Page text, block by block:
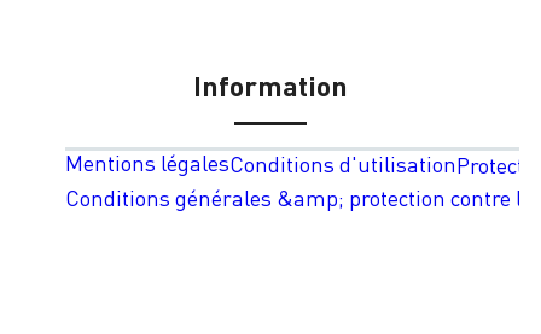
Information
Mentions légalesConditions d'utilisation
Conditions générales &amp; protection contre